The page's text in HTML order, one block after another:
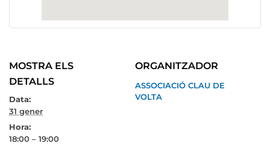
MOSTRA ELS
DETALLS
Data:
31 gener
Hora:
18:00 – 19:00
ORGANITZADOR
ASSOCIACIÓ CLAU DE
VOLTA